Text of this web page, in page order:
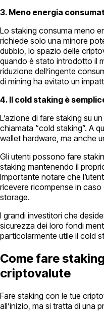
3. Meno energia
Lo staking consuma meno
richiede solo una minore
dubbio, lo spazio delle
quando è stato introdotto il
riduzione dell’ingente
di mining ha evitato un
4. Il cold staking è
L’azione di fare staking su
chiamata “cold staking”. A
wallet hardware, ma anche
Gli utenti possono fare
staking mantenendo il
Importante notare che
ricevere ricompense in
storage.
I grandi investitori che
sicurezza dei loro fondi
particolarmente utile il cold
Come fare
criptovalute
Fare staking con le tue
all’inizio, ma si tratta di una